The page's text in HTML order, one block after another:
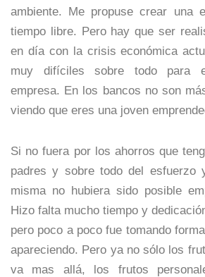
ambiente. Me propuse crear una
tiempo libre. Pero hay que ser
en día con la crisis económica
muy difíciles sobre todo para
empresa. En los bancos no son
viendo que eres una joven
Si no fuera por los ahorros que
padres y sobre todo del esfuerzo
misma no hubiera sido posible
Hizo falta mucho tiempo y
pero poco a poco fue tomando
apareciendo. Pero ya no sólo los
va mas allá, los frutos